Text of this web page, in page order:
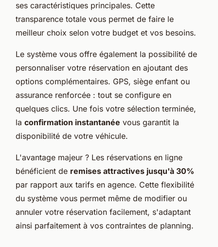
ses caractéristiques principales. Cette
transparence totale vous permet de faire le
meilleur choix selon votre budget et vos besoins.
Le système vous offre également la possibilité de
personnaliser votre réservation en ajoutant des
options complémentaires. GPS, siège enfant ou
assurance renforcée : tout se configure en
quelques clics. Une fois votre sélection terminée,
la confirmation instantanée vous garantit la
disponibilité de votre véhicule.
L'avantage majeur ? Les réservations en ligne
bénéficient de remises attractives jusqu'à 30%
par rapport aux tarifs en agence. Cette flexibilité
du système vous permet même de modifier ou
annuler votre réservation facilement, s'adaptant
ainsi parfaitement à vos contraintes de planning.